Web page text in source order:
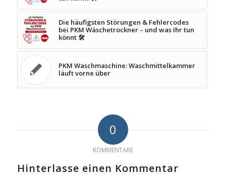
Die häufigsten Störungen & Fehlercodes
bei PKM Wäschetrockner – und was Ihr tun
könnt 🛠️
PKM Waschmaschine: Waschmittelkammer
läuft vorne über
0
KOMMENTARE
Hinterlasse einen Kommentar